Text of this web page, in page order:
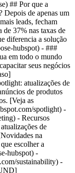
## Por que a
Depois de apenas um
leads, fecham
de 37% nas taxas de
diferencia a solução
hubspot) - ###
em todo o mundo
seus negócios
atualizações de
de produtos
[Veja as
spotlight) -
- Recursos
de
na
escolher a
hubspot) -
sustainability) -